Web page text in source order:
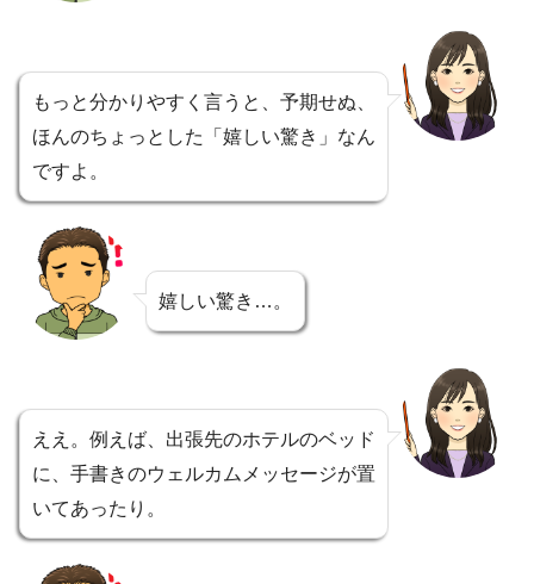
もっと分かりやすく言うと、予期せぬ、
ほんのちょっとした「嬉しい驚き」なん
ですよ。
嬉しい驚き…。
ええ。例えば、出張先のホテルのベッド
に、手書きのウェルカムメッセージが置
いてあったり。